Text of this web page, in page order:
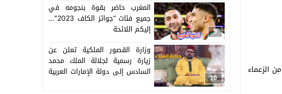
الزعماء
9
المغرب حاضر بقوة بنجومه في
جميع فئات “جوائز الكاف 2023″…
إليكم اللائحة
10
وزارة القصور الملكية تعلن عن
زيارة رسمية لجلالة الملك محمد
السادس إلى دولة الإمارات العربية